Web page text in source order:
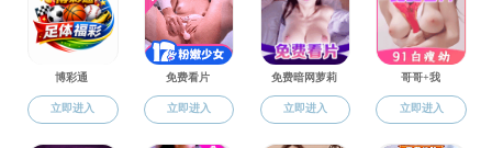
2009年9月
2005年9月
工作经历：
2012年4月